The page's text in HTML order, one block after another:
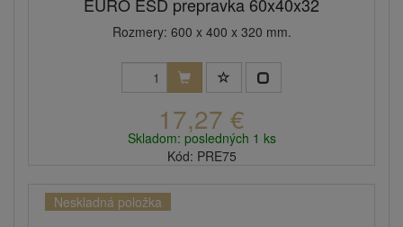
EURO ESD prepravka 60x40x32
Rozmery: 600 x 400 x 320 mm.
17,27 €
Skladom: posledných 1 ks
Kód: PRE75
Neskladná položka